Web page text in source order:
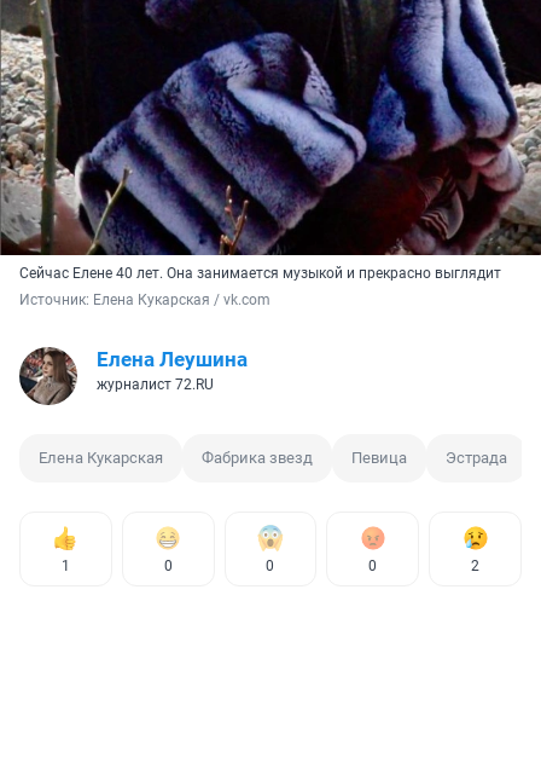
Сейчас Елене 40 лет. Она занимается музыкой и прекрасно выглядит
Источник: Елена Кукарская / vk.com
Елена Леушина
журналист 72.RU
Елена Кукарская Фабрика звезд Певица Эстрада
1 0 0 0 2